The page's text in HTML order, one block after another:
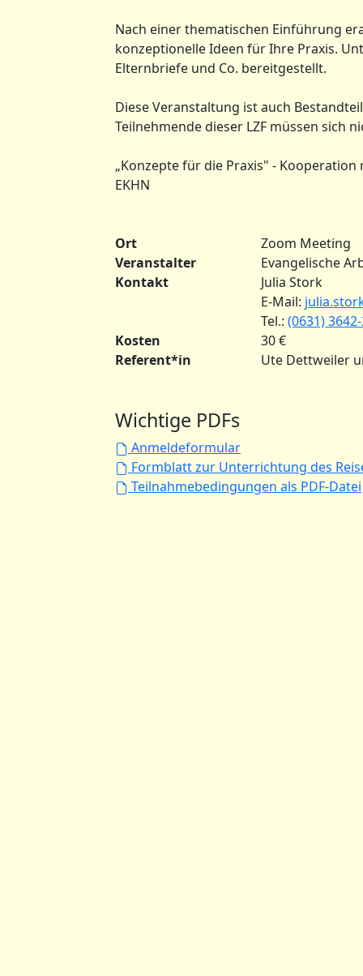
Nach einer thematischen Einführung
konzeptionelle Ideen für Ihre Praxis.
Elternbriefe und Co. bereitgestellt.
Diese Veranstaltung ist auch
Teilnehmende dieser LZF müssen sich
„Konzepte für die Praxis" -
EKHN
Ort
Zoom Meeting
Veranstalter
Evangelische
Kontakt
Julia Stork
E-Mail:
Tel.: (0631)
Kosten
30 €
Referent*in
Ute Dettweiler
Wichtige PDFs
Anmeldeformular
Formblatt zur Unterrichtung des
Teilnahmebedingungen als PDF-Datei